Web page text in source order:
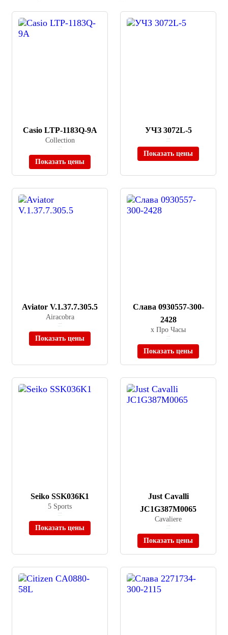
Casio LTP-1183Q-9A
Collection
Показать цены
УЧЗ 3072L-5
Показать цены
Aviator V.1.37.7.305.5
Airacobra
Показать цены
Слава 0930557-300-
2428
х Про Часы
Показать цены
Seiko SSK036K1
5 Sports
Показать цены
Just Cavalli
JC1G387M0065
Cavaliere
Показать цены